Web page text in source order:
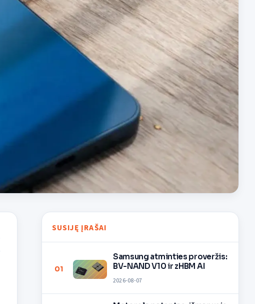
SUSIJĘ ĮRAŠAI
01
Samsung atminties proveržis:
BV-NAND V10 ir zHBM AI
2026-08-07